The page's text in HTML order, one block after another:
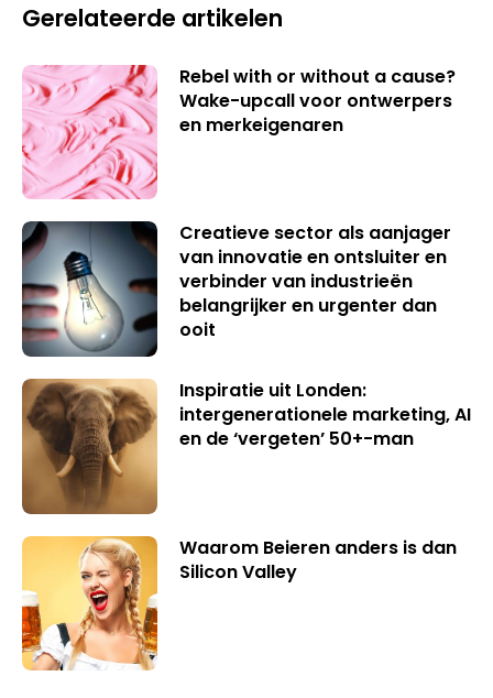
Gerelateerde artikelen
Rebel with or without a cause?
Wake-upcall voor ontwerpers
en merkeigenaren
Creatieve sector als aanjager
van innovatie en ontsluiter en
verbinder van industrieën
belangrijker en urgenter dan
ooit
Inspiratie uit Londen:
intergenerationele marketing, AI
en de ‘vergeten’ 50+-man
Waarom Beieren anders is dan
Silicon Valley